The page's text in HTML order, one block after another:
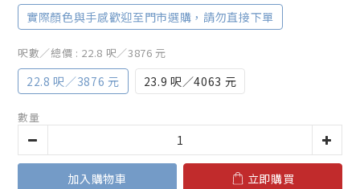
實際顏色與手感歡迎至門市選購，請勿直接下單
呎數／總價 : 22.8 呎／3876 元
22.8 呎／3876 元 23.9 呎／4063 元
數量
加入購物車 立即購買